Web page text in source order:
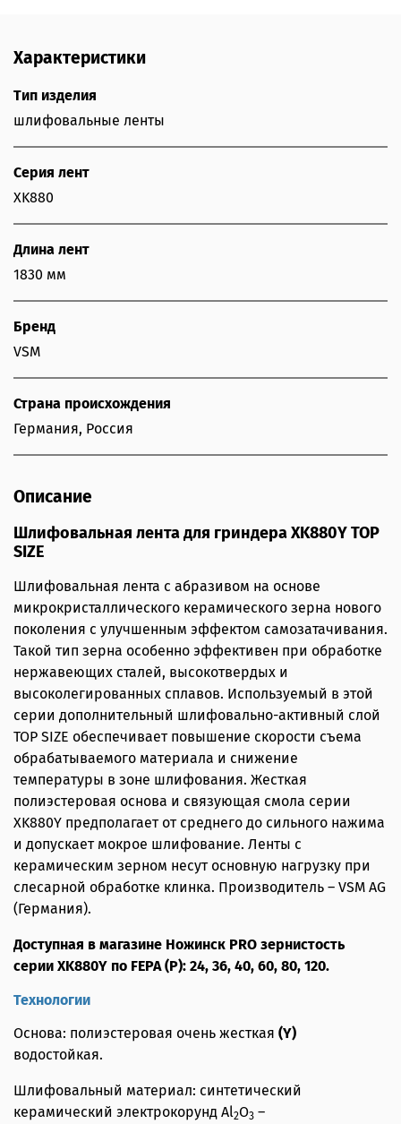
Характеристики
Тип изделия
шлифовальные ленты
Серия лент
XK880
Длина лент
1830 мм
Бренд
VSM
Страна происхождения
Германия, Россия
Описание
Шлифовальная лента для гриндера XK880Y TOP
SIZE
Шлифовальная лента с абразивом на основе
микрокристаллического керамического зерна нового
поколения с улучшенным эффектом самозатачивания.
Такой тип зерна особенно эффективен при обработке
нержавеющих сталей, высокотвердых и
высоколегированных сплавов. Используемый в этой
серии дополнительный шлифовально-активный слой
TOP SIZE обеспечивает повышение скорости съема
обрабатываемого материала и снижение
температуры в зоне шлифования. Жесткая
полиэстеровая основа и связующая смола серии
XK880Y предполагает от среднего до сильного нажима
и допускает мокрое шлифование. Ленты с
керамическим зерном несут основную нагрузку при
слесарной обработке клинка. Производитель – VSM AG
(Германия).
Доступная в магазине Ножинск PRO зернистость
серии XK880Y по FEPA (P): 24, 36, 40, 60, 80, 120.
Технологии
Основа: полиэстеровая очень жесткая (Y)
водостойкая.
Шлифовальный материал: синтетический
керамический электрокорунд Al2O3 –